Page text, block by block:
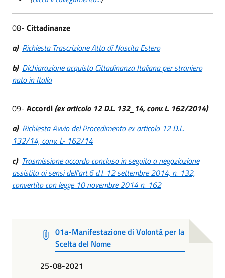
08- Cittadinanze
a) Richiesta Trascrizione Atto di Nascita Estero
b) Dichiarazione acquisto Cittadinanza Italiana per straniero
nato in Italia
09- Accordi(ex articolo 12 D.L. 132_14, conv. L. 162/2014)
a) Richiesta Avvio del Procedimento ex articolo 12 D.L.
132/14, conv. L- 162/14
c) Trasmissione accordo concluso in seguito a negoziazione
assistita ai sensi dell’art.6 d.l. 12 settembre 2014, n. 132,
convertito con legge 10 novembre 2014 n. 162
01a-Manifestazione di Volontà per la
Scelta del Nome
25-08-2021